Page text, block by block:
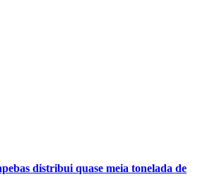
distribui quase meia tonelada de